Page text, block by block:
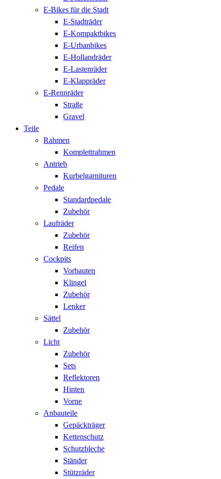
E-Bikes für die Stadt
E-Stadträder
E-Kompaktbikes
E-Urbanbikes
E-Hollandräder
E-Lastenräder
E-Klappräder
E-Rennräder
Straße
Gravel
Teile
Rahmen
Komplettrahmen
Antrieb
Kurbelgarnituren
Pedale
Standardpedale
Zubehör
Laufräder
Zubehör
Reifen
Cockpits
Vorbauten
Klingel
Zubehör
Lenker
Sättel
Zubehör
Licht
Zubehör
Sets
Reflektoren
Hinten
Vorne
Anbauteile
Gepäckträger
Kettenschutz
Schutzbleche
Ständer
Stützräder